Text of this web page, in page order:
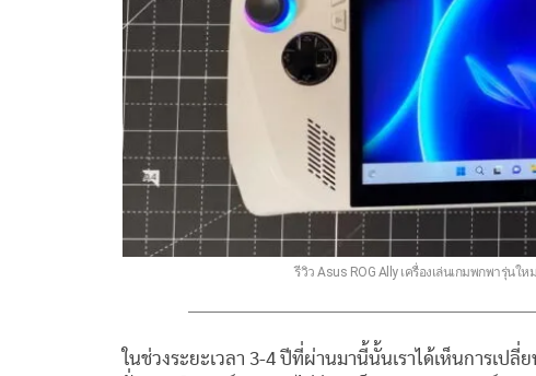
รีวิว Asus ROG Ally เครื่องเล่นเกมพกพารุ่นใ
ในช่วงระยะเวลา 3-4 ปีที่ผ่านมานี้นั้นเราได้เห็นการเป